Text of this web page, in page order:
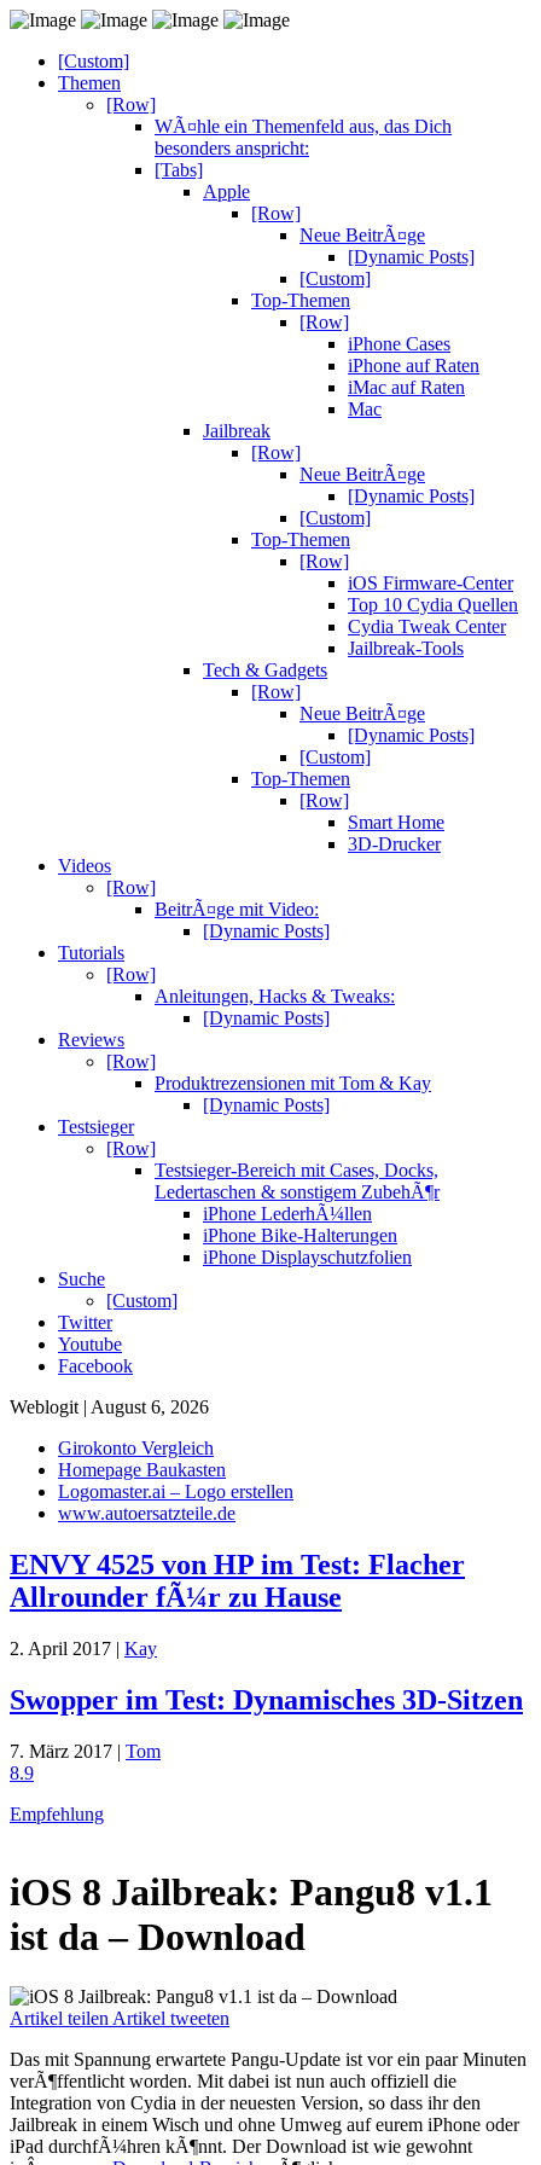
[Custom]
Themen
[Row]
WÃ¤hle ein Themenfeld aus, das Dich
besonders anspricht:
[Tabs]
Apple
[Row]
Neue BeitrÃ¤ge
[Dynamic Posts]
[Custom]
Top-Themen
[Row]
iPhone Cases
iPhone auf Raten
iMac auf Raten
Mac
Jailbreak
[Row]
Neue BeitrÃ¤ge
[Dynamic Posts]
[Custom]
Top-Themen
[Row]
iOS Firmware-Center
Top 10 Cydia Quellen
Cydia Tweak Center
Jailbreak-Tools
Tech & Gadgets
[Row]
Neue BeitrÃ¤ge
[Dynamic Posts]
[Custom]
Top-Themen
[Row]
Smart Home
3D-Drucker
Videos
[Row]
BeitrÃ¤ge mit Video:
[Dynamic Posts]
Tutorials
[Row]
Anleitungen, Hacks & Tweaks:
[Dynamic Posts]
Reviews
[Row]
Produktrezensionen mit Tom & Kay
[Dynamic Posts]
Testsieger
[Row]
Testsieger-Bereich mit Cases, Docks,
Ledertaschen & sonstigem ZubehÃ¶r
iPhone LederhÃ¼llen
iPhone Bike-Halterungen
iPhone Displayschutzfolien
Suche
[Custom]
Twitter
Youtube
Facebook
Weblogit | August 6, 2026
Girokonto Vergleich
Homepage Baukasten
Logomaster.ai – Logo erstellen
www.autoersatzteile.de
ENVY 4525 von HP im Test: Flacher
Allrounder fÃ¼r zu Hause
2. April 2017 | Kay
Swopper im Test: Dynamisches 3D-Sitzen
7. März 2017 | Tom
8.9
Empfehlung
iOS 8 Jailbreak: Pangu8 v1.1
ist da – Download
Artikel teilen Artikel tweeten
Das mit Spannung erwartete Pangu-Update ist vor ein paar Minuten
verÃ¶ffentlicht worden. Mit dabei ist nun auch offiziell die
Integration von Cydia in der neuesten Version, so dass ihr den
Jailbreak in einem Wisch und ohne Umweg auf eurem iPhone oder
iPad durchfÃ¼hren kÃ¶nnt. Der Download ist wie gewohnt